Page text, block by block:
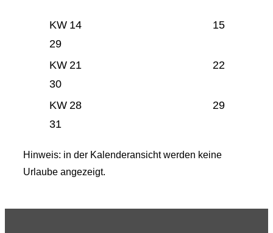
KW
29
14 15
KW
30
21 22
KW
31
28 29
Hinweis: in der Kalenderansicht werden keine
Urlaube angezeigt.